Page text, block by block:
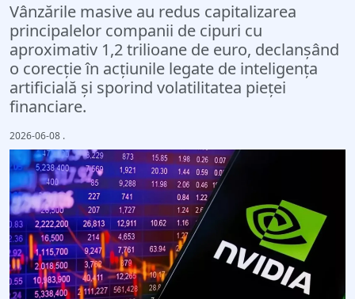
Vânzările masive au redus capitalizarea
principalelor companii de cipuri cu
aproximativ 1,2 trilioane de euro, declanșând
o corecție în acțiunile legate de inteligența
artificială și sporind volatilitatea pieței
financiare.
2026-06-08 .